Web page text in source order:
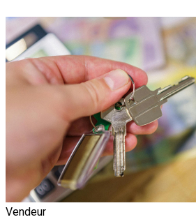
Vendeur